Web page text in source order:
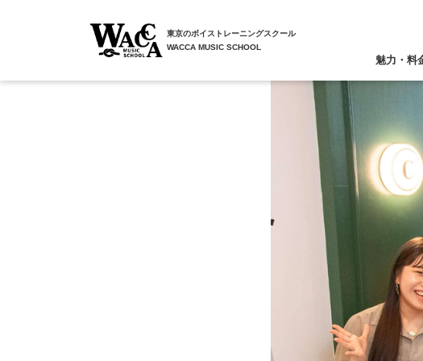
東京のボイストレーニングスクール
WACCA MUSIC SCHOOL
魅力・料